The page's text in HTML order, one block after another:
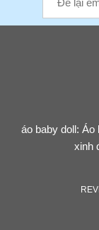
áo baby doll:
xinh